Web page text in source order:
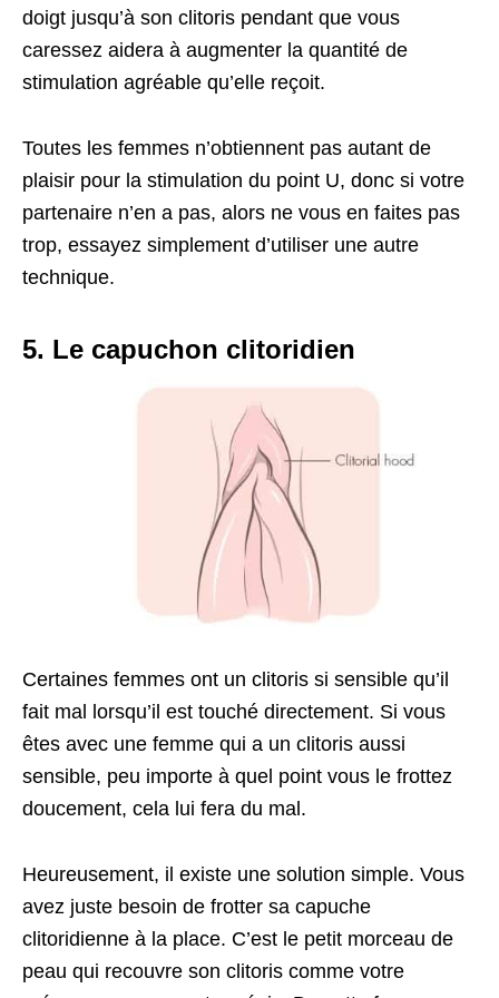
doigt jusqu’à son clitoris pendant que vous
caressez aidera à augmenter la quantité de
stimulation agréable qu’elle reçoit.
Toutes les femmes n’obtiennent pas autant de
plaisir pour la stimulation du point U, donc si votre
partenaire n’en a pas, alors ne vous en faites pas
trop, essayez simplement d’utiliser une autre
technique.
5. Le capuchon clitoridien
Certaines femmes ont un clitoris si sensible qu’il
fait mal lorsqu’il est touché directement. Si vous
êtes avec une femme qui a un clitoris aussi
sensible, peu importe à quel point vous le frottez
doucement, cela lui fera du mal.
Heureusement, il existe une solution simple. Vous
avez juste besoin de frotter sa capuche
clitoridienne à la place. C’est le petit morceau de
peau qui recouvre son clitoris comme votre